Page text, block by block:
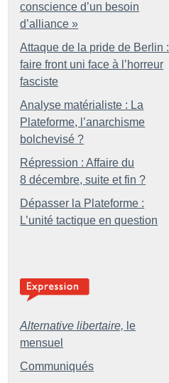
conscience d’un besoin
d’alliance »
Attaque de la pride de Berlin :
faire front uni face à l’horreur
fasciste
Analyse matérialiste : La
Plateforme, l’anarchisme
bolchevisé ?
Répression : Affaire du
8 décembre, suite et fin ?
Dépasser la Plateforme :
L’unité tactique en question
Alternative libertaire, le
mensuel
Communiqués